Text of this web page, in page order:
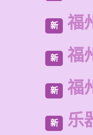
新 福
新 福
新 福
新 乐